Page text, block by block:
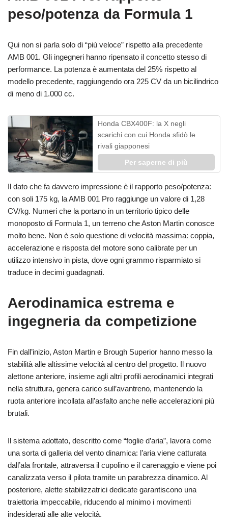
peso/potenza da Formula 1
Qui non si parla solo di “più veloce” rispetto alla precedente
AMB 001. Gli ingegneri hanno ripensato il concetto stesso di
performance. La potenza è aumentata del 25% rispetto al
modello precedente, raggiungendo ora 225 CV da un bicilindrico
di meno di 1.000 cc.
Honda CBX400F: la X negli
scarichi con cui Honda sfidò le
rivali giapponesi
Per saperne di più
Il dato che fa davvero impressione è il rapporto peso/potenza:
con soli 175 kg, la AMB 001 Pro raggiunge un valore di 1,28
CV/kg. Numeri che la portano in un territorio tipico delle
monoposto di Formula 1, un terreno che Aston Martin conosce
molto bene. Non è solo questione di velocità massima: coppia,
accelerazione e risposta del motore sono calibrate per un
utilizzo intensivo in pista, dove ogni grammo risparmiato si
traduce in decimi guadagnati.
Aerodinamica estrema e
ingegneria da competizione
Fin dall’inizio, Aston Martin e Brough Superior hanno messo la
stabilità alle altissime velocità al centro del progetto. Il nuovo
alettone anteriore, insieme agli altri profili aerodinamici integrati
nella struttura, genera carico sull’avantreno, mantenendo la
ruota anteriore incollata all’asfalto anche nelle accelerazioni più
brutali.
Il sistema adottato, descritto come “foglie d’aria”, lavora come
una sorta di galleria del vento dinamica: l’aria viene catturata
dall’ala frontale, attraversa il cupolino e il carenaggio e viene poi
canalizzata verso il pilota tramite un parabrezza dinamico. Al
posteriore, alette stabilizzatrici dedicate garantiscono una
traiettoria impeccabile, riducendo al minimo i movimenti
indesiderati alle alte velocità.